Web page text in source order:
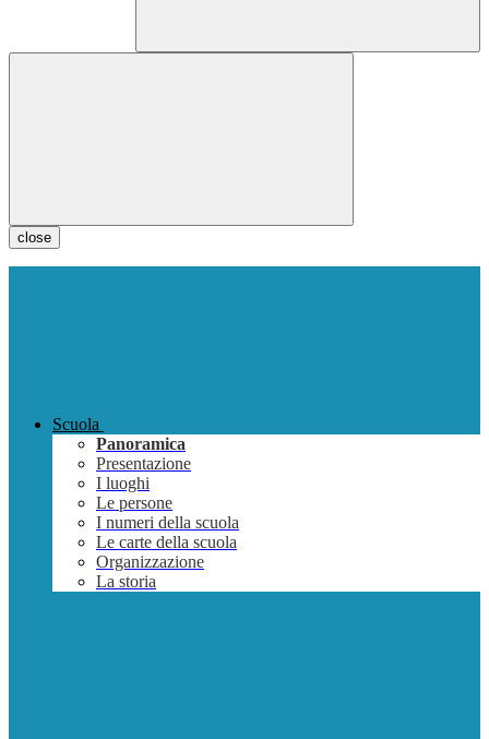
close
Scuola
Panoramica
Presentazione
I luoghi
Le persone
I numeri della scuola
Le carte della scuola
Organizzazione
La storia